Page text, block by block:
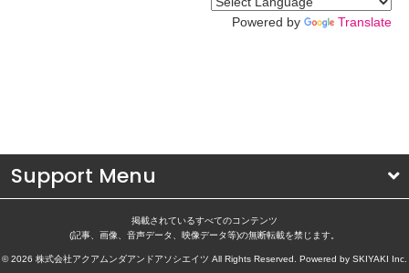
Powered by Translate
Support Menu
掲載されているすべてのコンテンツ
(記事、画像、音声データ、映像データ等)の無断転載を禁じます。
© 2026 株式会社アクアムンダアンドアソシエイツ All Rights Reserved. Powered by SKIYAKI Inc.